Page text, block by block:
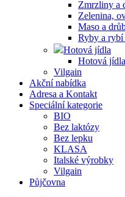
Zmrzliny a
Zelenina,
Maso a
Ryby a
Hotová jídla
Hotová jídla
Vilgain
Akční nabídka
Adresa a Kontakt
Speciální kategorie
BIO
Bez laktózy
Bez lepku
KLASA
Italské výrobky
Vilgain
Půjčovna